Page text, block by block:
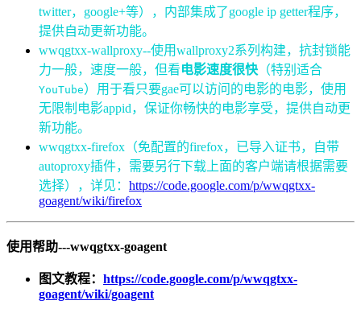
twitter，google+等），内部集成了google ip getter程序，
提供自动更新功能。
wwqgtxx-wallproxy--使用wallproxy2系列构建，抗封锁能
力一般，速度一般，但看电影速度很快 （特别适合
YouTube）用于看只要gae可以访问的电影的电影，使用
无限制电影appid，保证你畅快的电影享受，提供自动更
新功能。
wwqgtxx-firefox（免配置的firefox，已导入证书，自带
autoproxy插件，需要另行下载上面的客户端请根据需要
选择），详见： https://code.google.com/p/wwqgtxx-
goagent/wiki/firefox
使用帮助---wwqgtxx-goagent
图文教程： https://code.google.com/p/wwqgtxx-
goagent/wiki/goagent